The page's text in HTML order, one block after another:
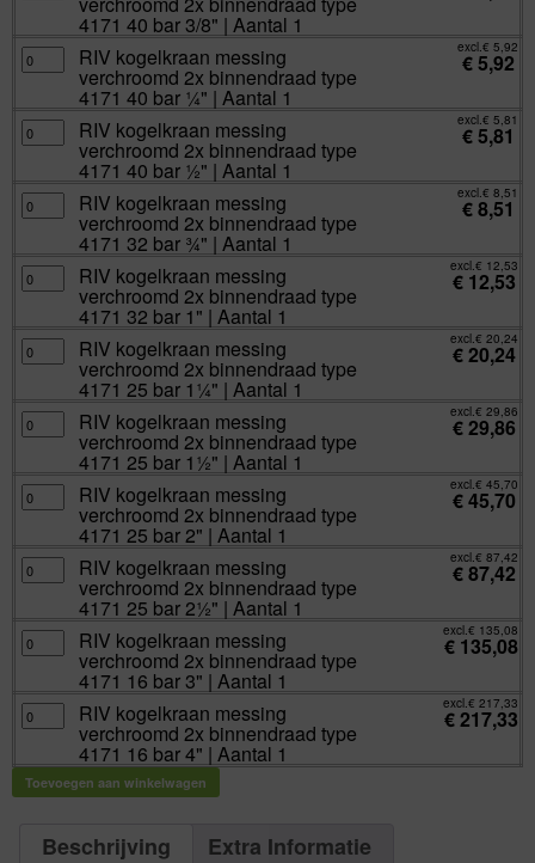
messing
verchroomd
binnendraad
type
4171
|
Aantal
1
4171 40 bar 3/8" | Aantal 1
RIV
kogelkraan
messing
verchroomd
binnendraad
type
4171
|
Aantal
1
RIV kogelkraan messing
verchroomd 2x binnendraad type
4171 40 bar ¼" | Aantal 1
excl.€ 5,92
€5,92
RIV
kogelkraan
messing
verchroomd
binnendraad
type
4171
|
Aantal
1
RIV kogelkraan messing
verchroomd 2x binnendraad type
4171 40 bar ½" | Aantal 1
excl.€ 5,81
€5,81
RIV
kogelkraan
messing
verchroomd
binnendraad
type
4171
|
Aantal
1
RIV kogelkraan messing
verchroomd 2x binnendraad type
4171 32 bar ¾" | Aantal 1
excl.€ 8,51
€8,51
RIV
kogelkraan
messing
verchroomd
binnendraad
type
4171
|
Aantal
1
RIV kogelkraan messing
verchroomd 2x binnendraad type
4171 32 bar 1" | Aantal 1
excl.€ 12,53
€ 12,53
RIV
kogelkraan
messing
verchroomd
binnendraad
type
4171
|
Aantal
1
RIV kogelkraan messing
verchroomd 2x binnendraad type
4171 25 bar 1¼" | Aantal 1
excl.€ 20,24
€20,24
RIV
kogelkraan
messing
verchroomd
binnendraad
type
4171
|
Aantal
1
RIV kogelkraan messing
verchroomd 2x binnendraad type
4171 25 bar 1½" | Aantal 1
excl.€ 29,86
€29,86
RIV
kogelkraan
messing
verchroomd
binnendraad
type
4171
|
Aantal
1
RIV kogelkraan messing
verchroomd 2x binnendraad type
4171 25 bar 2" | Aantal 1
excl.€ 45,70
€45,70
RIV
kogelkraan
messing
verchroomd
binnendraad
type
4171
|
Aantal
1
RIV kogelkraan messing
verchroomd 2x binnendraad type
4171 25 bar 2½" | Aantal 1
excl.€ 87,42
€87,42
RIV
kogelkraan
messing
verchroomd
binnendraad
type
4171
3"
Aantal
RIV kogelkraan messing
verchroomd 2x binnendraad type
4171 16 bar 3" | Aantal 1
excl.€ 135,08
€ 135,08
RIV
kogelkraan
messing
verchroomd
binnendraad
type
4171
RIV kogelkraan messing
verchroomd 2x binnendraad type
4171 16 bar 4" | Aantal 1
excl.€ 217,33
€217,33
Toevoegen aan winkelwagen
Beschrijving
Extra Informatie